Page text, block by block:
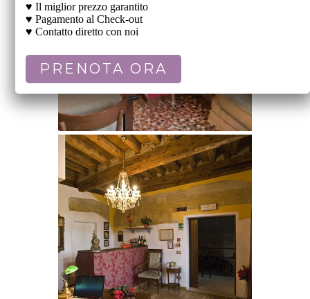
♥ Il miglior prezzo garantito
♥ Pagamento al Check-out
♥ Contatto diretto con noi